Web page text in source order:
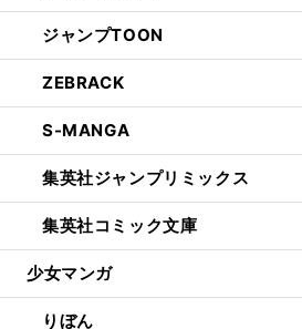
ジャンプTOON
ZEBRACK
S-MANGA
集英社ジャンプリミックス
集英社コミック文庫
少女マンガ
りぼん